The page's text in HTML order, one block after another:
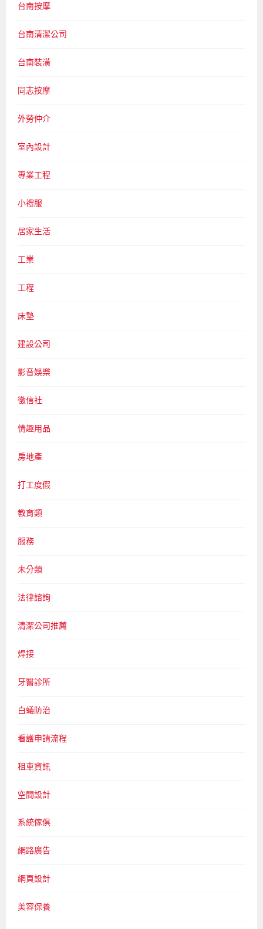
台南按摩
台南清潔公司
台南裝潢
同志按摩
外勞仲介
室內設計
專業工程
小禮服
居家生活
工業
工程
床墊
建設公司
影音娛樂
徵信社
情趣用品
房地產
打工度假
教育類
服務
未分類
法律諮詢
清潔公司推薦
焊接
牙醫診所
白蟻防治
看護申請流程
租車資訊
空間設計
系統傢俱
網路廣告
網頁設計
美容保養